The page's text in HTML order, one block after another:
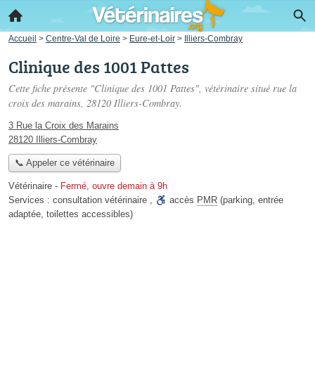
Accueil > Centre-Val de Loire > Eure-et-Loir > Illiers-Combray
Clinique des 1001 Pattes
Cette fiche présente "Clinique des 1001 Pattes", vétérinaire situé rue la
croix des marains, 28120 Illiers-Combray.
3 Rue la Croix des Marains
28120 Illiers-Combray
📞 Appeler ce vétérinaire
Vétérinaire - Fermé, ouvre demain à 9h
Services : consultation vétérinaire , accès PMR (parking, entrée
adaptée, toilettes accessibles)